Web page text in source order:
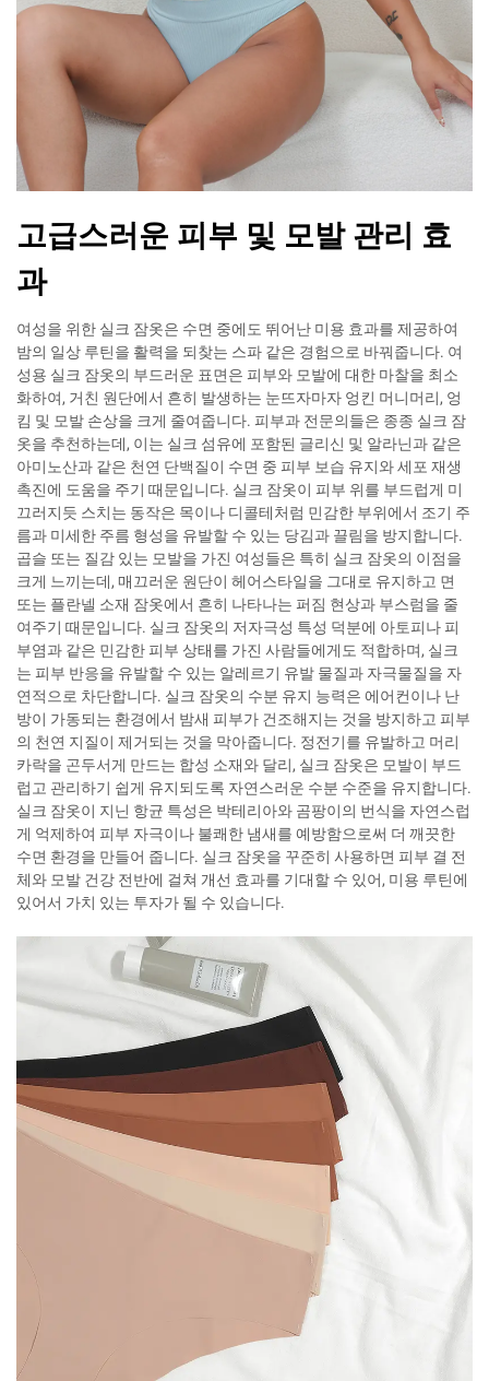
고급스러운 피부 및 모발 관리 효
과
여성을 위한 실크 잠옷은 수면 중에도 뛰어난 미용 효과를 제공하여
밤의 일상 루틴을 활력을 되찾는 스파 같은 경험으로 바꿔줍니다. 여
성용 실크 잠옷의 부드러운 표면은 피부와 모발에 대한 마찰을 최소
화하여, 거친 원단에서 흔히 발생하는 눈뜨자마자 엉킨 머니머리, 엉
킴 및 모발 손상을 크게 줄여줍니다. 피부과 전문의들은 종종 실크 잠
옷을 추천하는데, 이는 실크 섬유에 포함된 글리신 및 알라닌과 같은
아미노산과 같은 천연 단백질이 수면 중 피부 보습 유지와 세포 재생
촉진에 도움을 주기 때문입니다. 실크 잠옷이 피부 위를 부드럽게 미
끄러지듯 스치는 동작은 목이나 디콜테처럼 민감한 부위에서 조기 주
름과 미세한 주름 형성을 유발할 수 있는 당김과 끌림을 방지합니다.
곱슬 또는 질감 있는 모발을 가진 여성들은 특히 실크 잠옷의 이점을
크게 느끼는데, 매끄러운 원단이 헤어스타일을 그대로 유지하고 면
또는 플란넬 소재 잠옷에서 흔히 나타나는 퍼짐 현상과 부스럼을 줄
여주기 때문입니다. 실크 잠옷의 저자극성 특성 덕분에 아토피나 피
부염과 같은 민감한 피부 상태를 가진 사람들에게도 적합하며, 실크
는 피부 반응을 유발할 수 있는 알레르기 유발 물질과 자극물질을 자
연적으로 차단합니다. 실크 잠옷의 수분 유지 능력은 에어컨이나 난
방이 가동되는 환경에서 밤새 피부가 건조해지는 것을 방지하고 피부
의 천연 지질이 제거되는 것을 막아줍니다. 정전기를 유발하고 머리
카락을 곤두서게 만드는 합성 소재와 달리, 실크 잠옷은 모발이 부드
럽고 관리하기 쉽게 유지되도록 자연스러운 수분 수준을 유지합니다.
실크 잠옷이 지닌 항균 특성은 박테리아와 곰팡이의 번식을 자연스럽
게 억제하여 피부 자극이나 불쾌한 냄새를 예방함으로써 더 깨끗한
수면 환경을 만들어 줍니다. 실크 잠옷을 꾸준히 사용하면 피부 결 전
체와 모발 건강 전반에 걸쳐 개선 효과를 기대할 수 있어, 미용 루틴에
있어서 가치 있는 투자가 될 수 있습니다.